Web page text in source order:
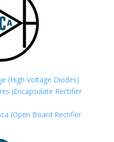
(High Voltage Diodes)
(Encapsulate Rectifier
(Open Board Rectifier